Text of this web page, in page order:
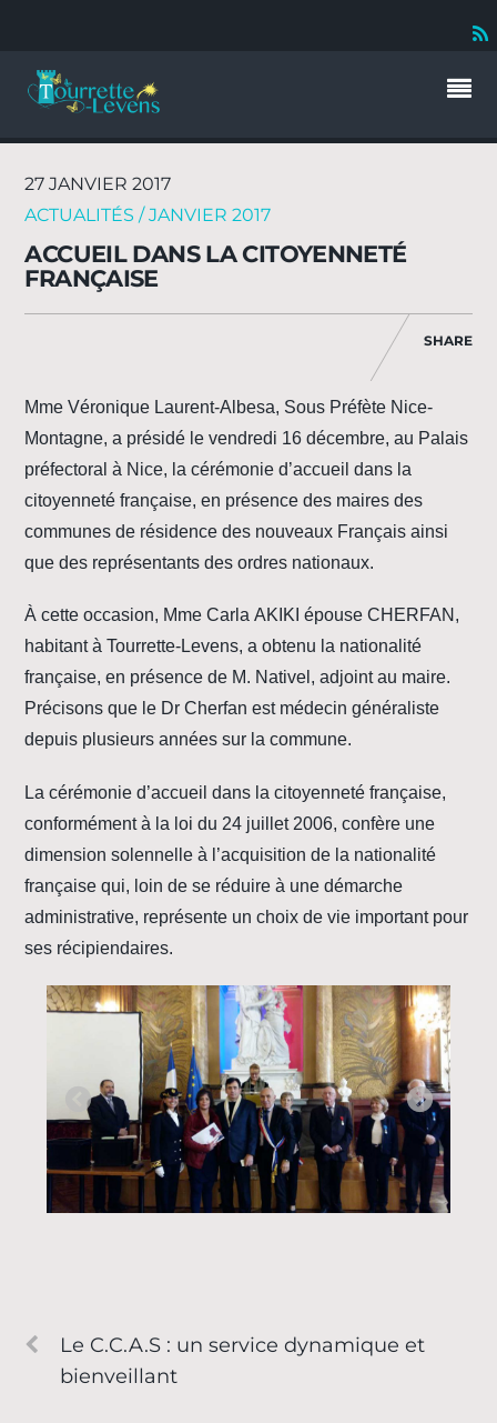
27 JANVIER 2017
ACTUALITÉS / JANVIER 2017
ACCUEIL DANS LA CITOYENNETÉ
FRANÇAISE
SHARE
Mme Véronique Laurent-Albesa, Sous Préfète Nice-
Montagne, a présidé le vendredi 16 décembre, au Palais
préfectoral à Nice, la cérémonie d’accueil dans la
citoyenneté française, en présence des maires des
communes de résidence des nouveaux Français ainsi
que des représentants des ordres nationaux.
À cette occasion, Mme Carla AKIKI épouse CHERFAN,
habitant à Tourrette-Levens, a obtenu la nationalité
française, en présence de M. Nativel, adjoint au maire.
Précisons que le Dr Cherfan est médecin généraliste
depuis plusieurs années sur la commune.
La cérémonie d’accueil dans la citoyenneté française,
conformément à la loi du 24 juillet 2006, confère une
dimension solennelle à l’acquisition de la nationalité
française qui, loin de se réduire à une démarche
administrative, représente un choix de vie important pour
ses récipiendaires.
Le C.C.A.S : un service dynamique et
bienveillant